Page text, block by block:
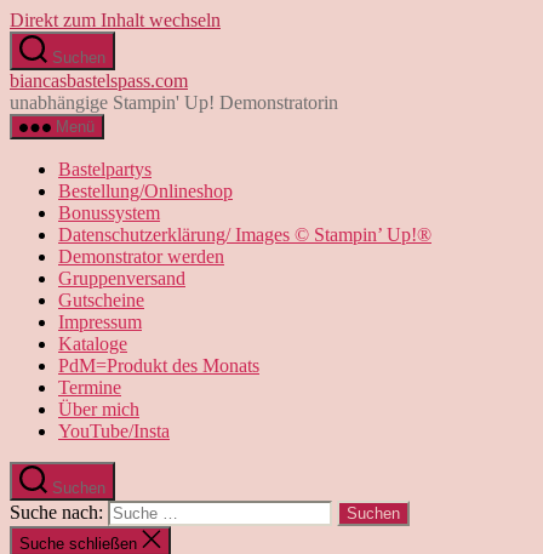
Direkt zum Inhalt wechseln
Suchen
biancasbastelspass.com
unabhängige Stampin' Up! Demonstratorin
Menü
Bastelpartys
Bestellung/Onlineshop
Bonussystem
Datenschutzerklärung/ Images © Stampin’ Up!®
Demonstrator werden
Gruppenversand
Gutscheine
Impressum
Kataloge
PdM=Produkt des Monats
Termine
Über mich
YouTube/Insta
Suchen
Suche nach:
Suche schließen